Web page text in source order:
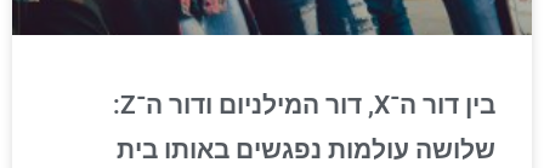
בין דור ה־X, דור המילניום ודור ה־Z:
שלושה עולמות נפגשים באותו בית